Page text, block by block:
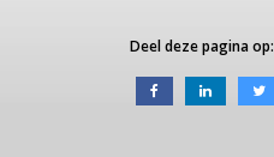
Deel deze pagina op: